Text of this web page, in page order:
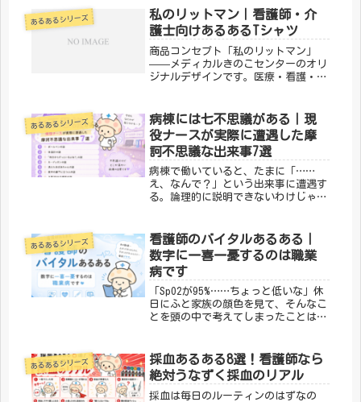
はもちろん、プレゼントにもぴったり
です。「メディカルきのこセンター」
が...
あるあるシリーズ
私のリットマン｜看護師・介
護士向けあるあるTシャツ
商品コンセプト「私のリットマン」
——メディカルきのこセンターのオリ
ジナルデザインです。医療・看護・介
はもちろん、プレゼントにもぴったり
です。「メディカルきのこセンター」
が手...
あるあるシリーズ
病棟には七不思議がある｜現
役ナースが実際に遭遇した摩
訶不思議な出来事7選
病棟で働いていると、たまに「……
え、なんで？」という出来事に遭遇す
る。論理的に説明できないわけじゃな
の七不思議」と呼んでいます。今回
は、私が実際に遭遇した摩訶不思議な
出来事...
あるあるシリーズ
看護師のバイタルあるある｜
数字に一喜一憂するのは職業
病です
「SpO2が95%……ちょっと低いな」休
日にふと家族の顔色を見て、そんなこ
とを頭の中で考えてしまったことはあ
——これ、看護師あるあるの中でもか
なり上位に入るやつだと思います...
あるあるシリーズ
採血あるある8選！看護師なら
絶対うなずく採血のリアル
採血は毎日のルーティンのはずなの